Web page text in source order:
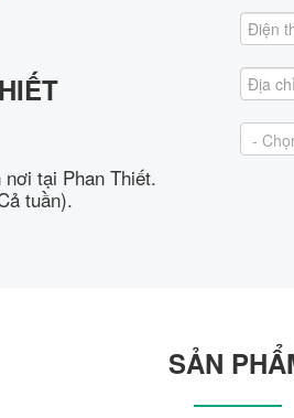
tại Phan Thiết.
tuần).
SẢN